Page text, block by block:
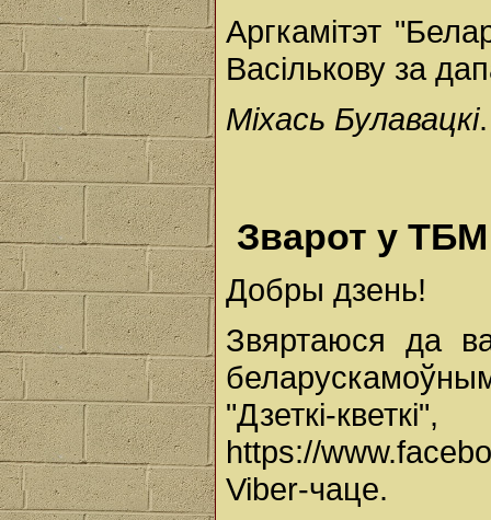
Аргкамітэт
Васількову за
Міхась Булавацкі.
Зварот у ТБМ
Добры дзень!
Звяртаюся да
"Дзеткі-
https://
Viber-чаце.